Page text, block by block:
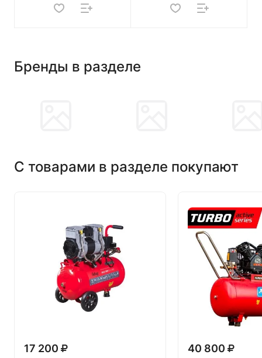
Бренды в разделе
С товарами в разделе покупают
17 200 40 800